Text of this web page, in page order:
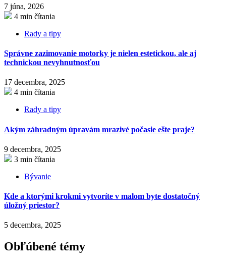
7 júna, 2026
4 min čítania
Rady a tipy
Správne zazimovanie motorky je nielen estetickou, ale aj
technickou nevyhnutnosťou
17 decembra, 2025
4 min čítania
Rady a tipy
Akým záhradným úpravám mrazivé počasie ešte praje?
9 decembra, 2025
3 min čítania
Bývanie
Kde a ktorými krokmi vytvoríte v malom byte dostatočný
úložný priestor?
5 decembra, 2025
Obľúbené témy